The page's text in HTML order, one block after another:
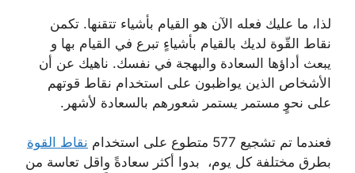
لذا، ما عليك فعله الآن هو القيام بأشياء تتقنها. تكمن
نقاط القّوة لديك بالقيام بأشياءٍ تبرع في القيام بها و
يبعث أداؤها السعادة والبهجة في نفسك. ناهيك عن أن
الأشخاص الذين يواظبون على استخدام نقاط قوتهم
على نحوٍ مستمر يستمر شعورهم بالسعادة لأشهر.
فعندما تم تشجيع 577 متطوع على استخدام
نقاط القوة
بطرق مختلفة كل يوم، بدوا أكثر سعادةً واقل تعاسة من